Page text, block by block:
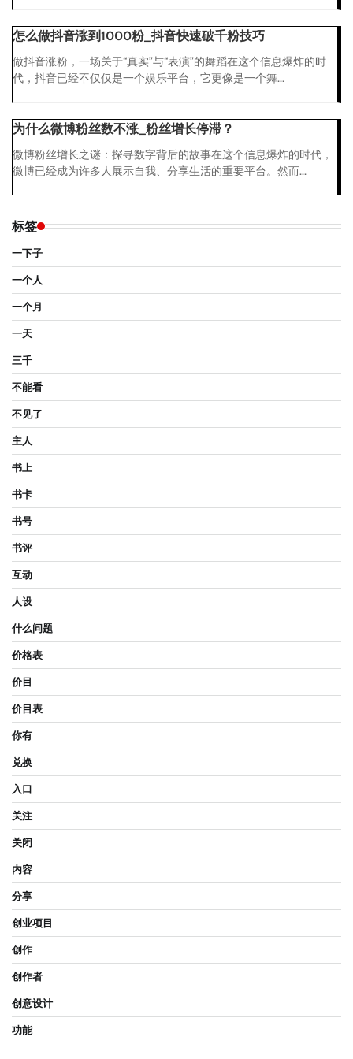
怎么做抖音涨到1000粉_抖音快速破千粉技巧
做抖音涨粉，一场关于“真实”与“表演”的舞蹈在这个信息爆炸的时
代，抖音已经不仅仅是一个娱乐平台，它更像是一个舞...
为什么微博粉丝数不涨_粉丝增长停滞？
微博粉丝增长之谜：探寻数字背后的故事在这个信息爆炸的时代，
微博已经成为许多人展示自我、分享生活的重要平台。然而...
标签
一下子
一个人
一个月
一天
三千
不能看
不见了
主人
书上
书卡
书号
书评
互动
人设
什么问题
价格表
价目
价目表
你有
兑换
入口
关注
关闭
内容
分享
创业项目
创作
创作者
创意设计
功能